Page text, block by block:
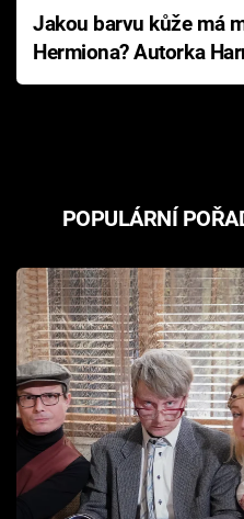
Jakou barvu kůže má
Hermiona? Autorka
Pottera přišla s ráznou
POPULÁRNÍ